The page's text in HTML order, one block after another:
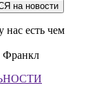
нас есть чем
Франкл